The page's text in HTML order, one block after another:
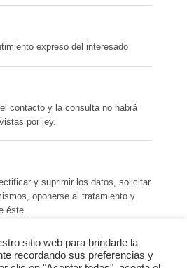
expreso del interesado
contacto y la consulta no habrá
por ley.
y suprimir los datos, solicitar
oponerse al tratamiento y
éste.
sitio web para brindarle la
recordando sus preferencias y